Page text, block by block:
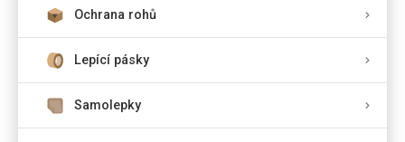
Ochrana rohů
Lepící pásky
Samolepky